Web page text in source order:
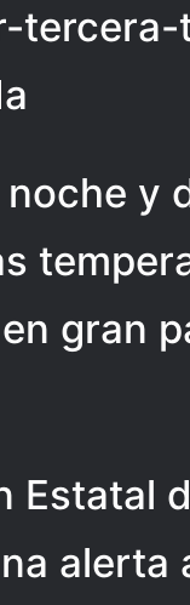
y
gran
Estatal